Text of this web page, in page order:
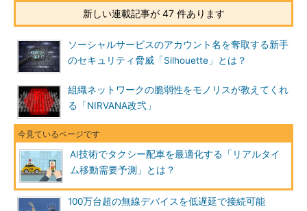
新しい連載記事が 47 件あります
ソーシャルサービスのアカウント名を奪取する新手
のセキュリティ脅威「Silhouette」とは？
組織ネットワークの脆弱性をモノリスが教えてくれ
る「NIRVANA改弐」
AI技術でタクシー配車を最適化する「リアルタイ
ム移動需要予測」とは？
100万台超の無線デバイスを低遅延で接続可能